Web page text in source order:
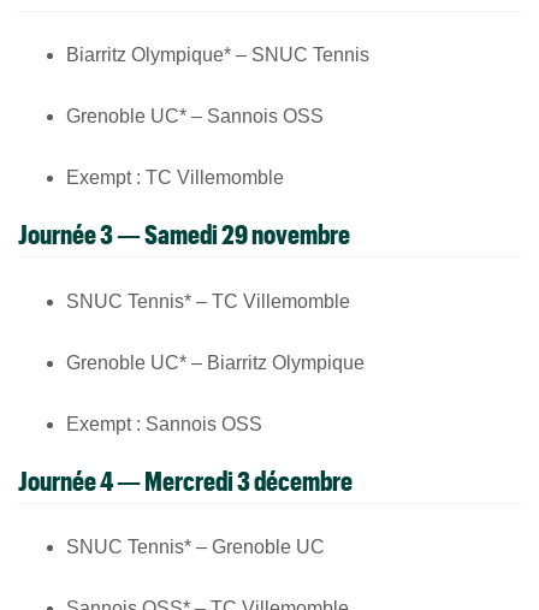
Biarritz Olympique* – SNUC Tennis
Grenoble UC* – Sannois OSS
Exempt : TC Villemomble
Journée 3 — Samedi 29 novembre
SNUC Tennis* – TC Villemomble
Grenoble UC* – Biarritz Olympique
Exempt : Sannois OSS
Journée 4 — Mercredi 3 décembre
SNUC Tennis* – Grenoble UC